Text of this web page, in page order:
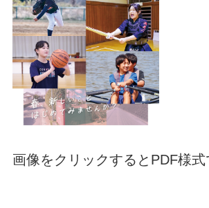
画像をクリックするとPDF様式